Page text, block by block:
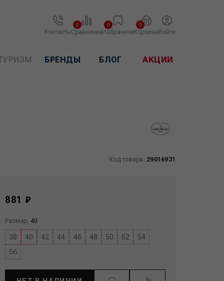
КонтактыСравнение
0
Избранное
0
Корзина
0
Войти
БРЕНДЫ БЛОГ АКЦИИ
Код товара: 29016931
881 ₽
Размер: 40
38 40 42 44 46 48 50 52
54
56